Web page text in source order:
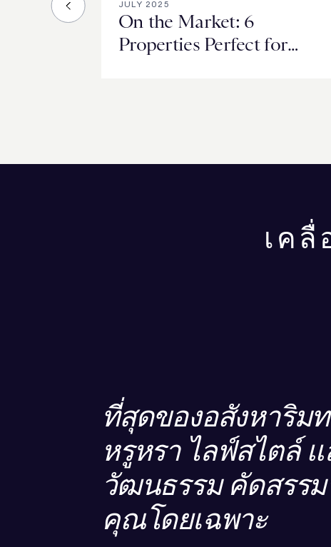
JULY 2025
On the Market: 6
Properties Perfect for
เคลื่
ที่สุดของอสังหาริม
หรูหรา ไลฟ์สไตล์
วัฒนธรรม คัดสรรม
คุณโดยเฉพาะ